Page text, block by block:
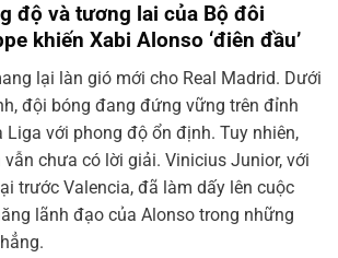
độ và tương lai của Bộ đôi
khiến Xabi Alonso ‘điên đầu’
lại làn gió mới cho Real Madrid. Dưới
đội bóng đang đứng vững trên đỉnh
Liga với phong độ ổn định. Tuy nhiên,
chưa có lời giải. Vinicius Junior, với
trước Valencia, đã làm dấy lên cuộc
lãnh đạo của Alonso trong những